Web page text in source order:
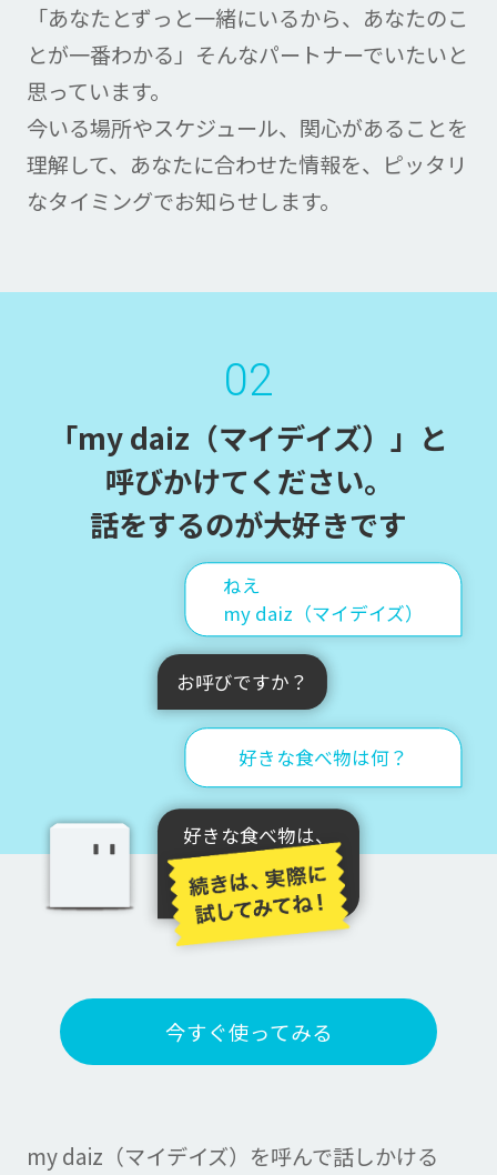
「あなたとずっと一緒にいるから、あなたのこ
とが一番わかる」 そんなパートナーでいたいと
思っています。
今いる場所やスケジュール、関心があることを
理解して、 あなたに合わせた情報を、ピッタリ
なタイミングでお知らせします。
02
「my daiz（マイデイズ）」と
呼びかけてください。
話をするのが大好きです
お呼びですか？
好きな食べ物は、
ねえ
my daiz（マイデイズ）
好きな食べ物は何？
今すぐ使ってみる
my daiz（マイデイズ）を呼んで話しかける